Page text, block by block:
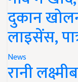
दुकान
लाइसेंस,
News
रानी